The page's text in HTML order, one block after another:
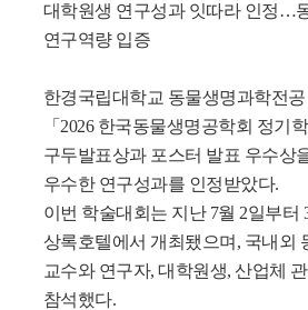
대학원생 연구성과 잇따라 인정…
연구역량 입증
한경국립대학교 동물생명과학전공
「2026 한국동물생명공학회 정기
구두발표상과 포스터 발표 우수상
우수한 연구성과를 인정받았다.
이번 학술대회는 지난 7월 2일부터
상록호텔에서 개최됐으며, 국내외
교수와 연구자, 대학원생, 산업체 관
참석했다.